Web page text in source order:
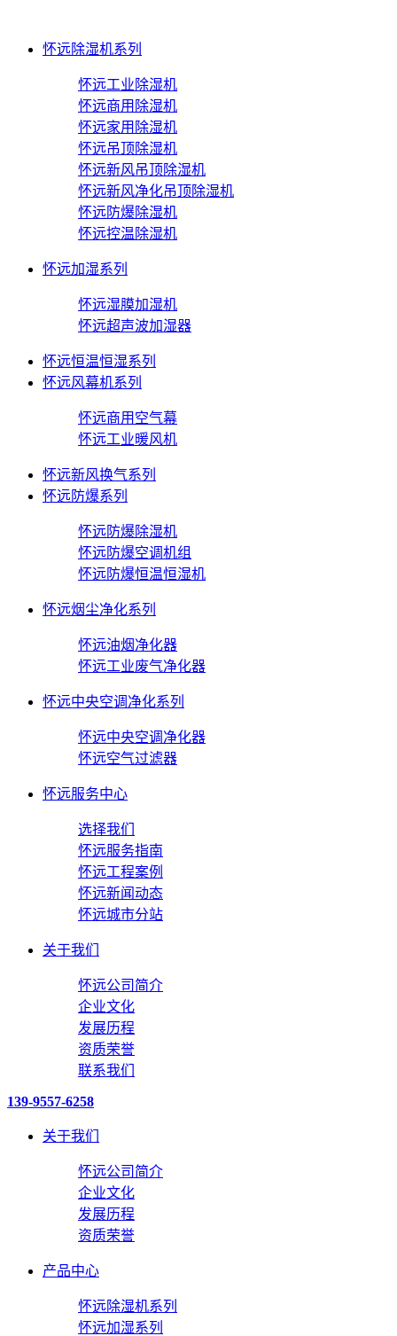
怀远除湿机系列
怀远工业除湿机
怀远商用除湿机
怀远家用除湿机
怀远吊顶除湿机
怀远新风吊顶除湿机
怀远新风净化吊顶除湿机
怀远防爆除湿机
怀远控温除湿机
怀远加湿系列
怀远湿膜加湿机
怀远超声波加湿器
怀远恒温恒湿系列
怀远风幕机系列
怀远商用空气幕
怀远工业暖风机
怀远新风换气系列
怀远防爆系列
怀远防爆除湿机
怀远防爆空调机组
怀远防爆恒温恒湿机
怀远烟尘净化系列
怀远油烟净化器
怀远工业废气净化器
怀远中央空调净化系列
怀远中央空调净化器
怀远空气过滤器
怀远服务中心
选择我们
怀远服务指南
怀远工程案例
怀远新闻动态
怀远城市分站
关于我们
怀远公司简介
企业文化
发展历程
资质荣誉
联系我们
139-9557-6258
关于我们
怀远公司简介
企业文化
发展历程
资质荣誉
产品中心
怀远除湿机系列
怀远加湿系列